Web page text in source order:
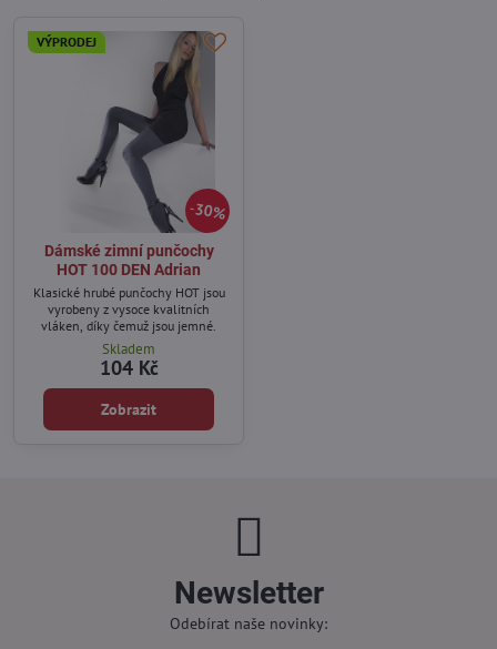
30%
VÝPRODEJ
Dámské zimní punčochy
HOT 100 DEN Adrian
Klasické hrubé punčochy HOT jsou
vyrobeny z vysoce kvalitních
vláken, díky čemuž jsou jemné.
Skladem
104 Kč
Zobrazit
Newsletter
Odebírat naše novinky: